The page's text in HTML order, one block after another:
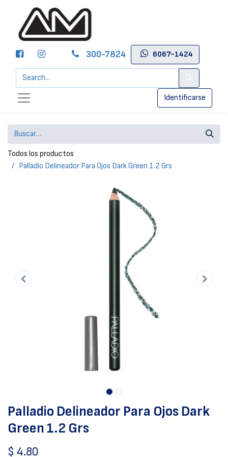
300-7824 6067-1424
Identificarse
Todos los productos
Palladio Delineador Para Ojos Dark Green 1.2 Grs
Palladio Delineador Para Ojos Dark
Green 1.2 Grs
$ 4.80